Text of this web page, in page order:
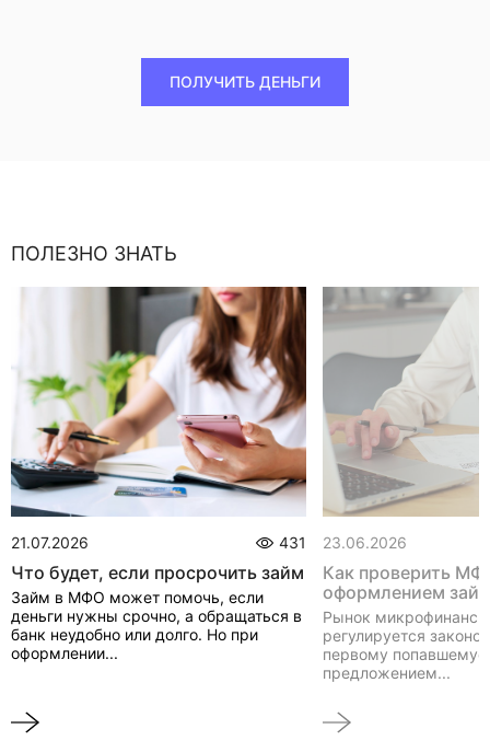
ПОЛУЧИТЬ ДЕНЬГИ
ПОЛЕЗНО ЗНАТЬ
21.07.2026 431
Что будет, если просрочить займ
Займ в МФО может помочь, если
деньги нужны срочно, а обращаться в
банк неудобно или долго. Но при
оформлении...
23.06.2026
Как проверить
оформлением
Рынок
регулируется
первому
предложением...